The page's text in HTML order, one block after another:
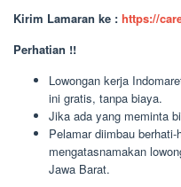
Kirim Lamaran ke : https://
Perhatian !!
Lowongan kerja
ini gratis, tanpa biaya.
Jika ada yang meminta
Pelamar diimbau
mengatasnamakan
Jawa Barat.